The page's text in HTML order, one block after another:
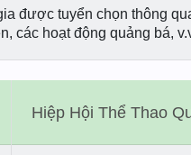
được tuyển chọn thông
các hoạt động quảng bá,
Hiệp Hội Thể Thao